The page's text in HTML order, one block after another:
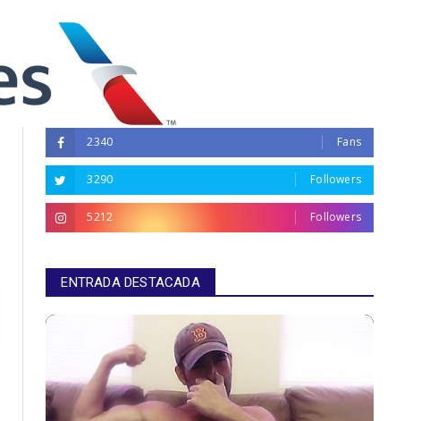
2340 Fans
3290 Followers
5212 Followers
ENTRADA DESTACADA